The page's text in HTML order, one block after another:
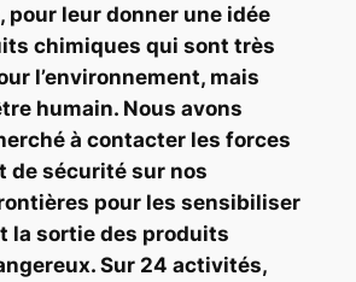
pour leur donner une idée
chimiques qui sont très
l’environnement, mais
humain. Nous avons
à contacter les forces
de sécurité sur nos
pour les sensibiliser
la sortie des produits
Sur 24 activités,